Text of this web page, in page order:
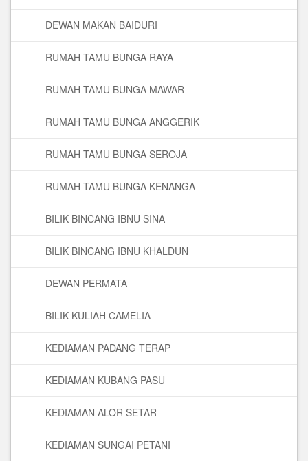
DEWAN MAKAN BAIDURI
RUMAH TAMU BUNGA RAYA
RUMAH TAMU BUNGA MAWAR
RUMAH TAMU BUNGA ANGGERIK
RUMAH TAMU BUNGA SEROJA
RUMAH TAMU BUNGA KENANGA
BILIK BINCANG IBNU SINA
BILIK BINCANG IBNU KHALDUN
DEWAN PERMATA
BILIK KULIAH CAMELIA
KEDIAMAN PADANG TERAP
KEDIAMAN KUBANG PASU
KEDIAMAN ALOR SETAR
KEDIAMAN SUNGAI PETANI